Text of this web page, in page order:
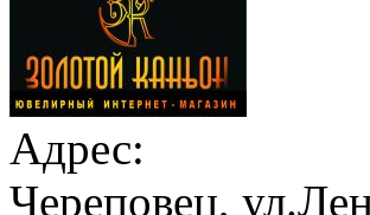
Адрес:
Череповец,